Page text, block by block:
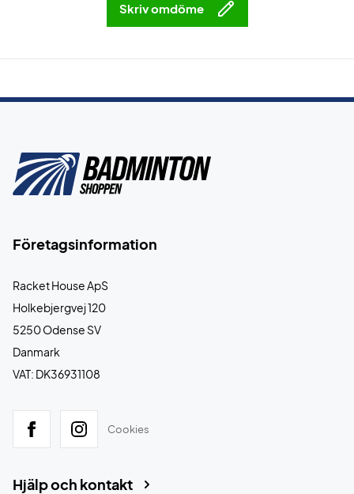
Skriv omdöme
Företagsinformation
Racket House ApS
Holkebjergvej 120
5250 Odense SV
Danmark
VAT: DK36931108
Cookies
Hjälp och kontakt